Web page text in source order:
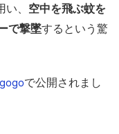
、 空中を飛ぶ蚊を
で撃墜するという驚
で公開されまし